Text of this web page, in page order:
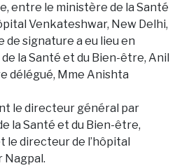
entre le ministère de la Santé
Venkateshwar, New Delhi,
de signature a eu lieu en
la Santé et du Bien-être, Anil
délégué, Mme Anishta
le directeur général par
la Santé et du Bien-être,
le directeur de l’hôpital
Nagpal.